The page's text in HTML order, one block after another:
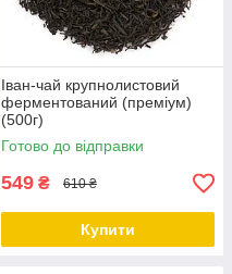
Іван-чай крупнолистовий
ферментований (преміум)
(500г)
Готово до відправки
549 ₴ 610 ₴
Купити